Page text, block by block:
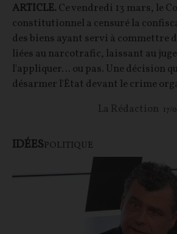
ARTICLE.Ce vendredi 13 mars, le
constitutionnel a censuré la
des biens ayant servi à commettre
liées au narcotrafic, laissant au
l'appliquer… ou pas. Une décision
désarmer l'État devant le crime
La Rédaction 17/
IDÉESPOLITIQUE